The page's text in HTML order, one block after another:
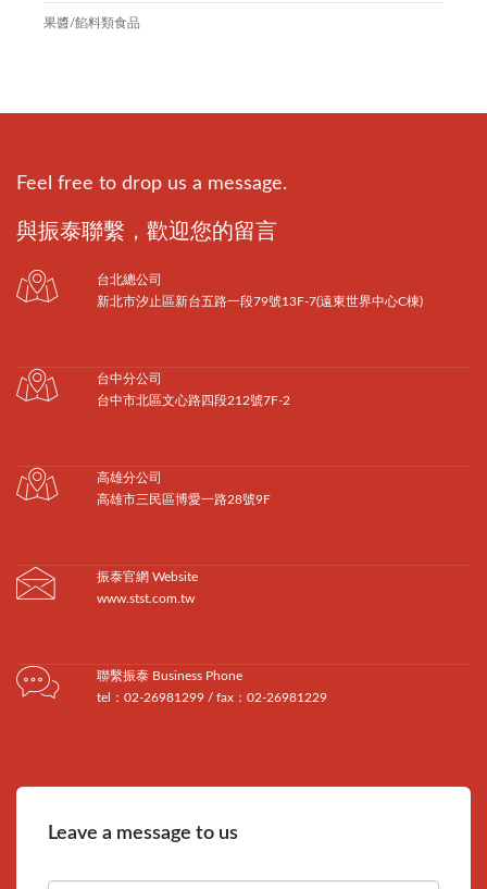
果醬/餡料類食品
Feel free to drop us a message.
與振泰聯繫，歡迎您的留言
台北總公司
新北市汐止區新台五路一段79號13F-7(遠東世界中心C棟)
台中分公司
台中市北區文心路四段212號7F-2
高雄分公司
高雄市三民區博愛一路28號9F
振泰官網 Website
www.stst.com.tw
聯繫振泰 Business Phone
tel：02-26981299 / fax：02-26981229
Leave a message to us